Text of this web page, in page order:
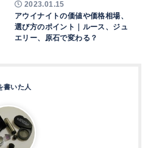
2023.01.15
アウイナイトの価値や価格相場、
選び方のポイント｜ルース、ジュ
エリー、原石で変わる？